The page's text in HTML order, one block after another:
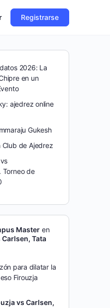
Registrarse
2026: La
en un
ajedrez online
Gukesh
Club de Ajedrez
Torneo de
Masteren
Tata
para dilatar la
Firouzja
vs Carlsen,